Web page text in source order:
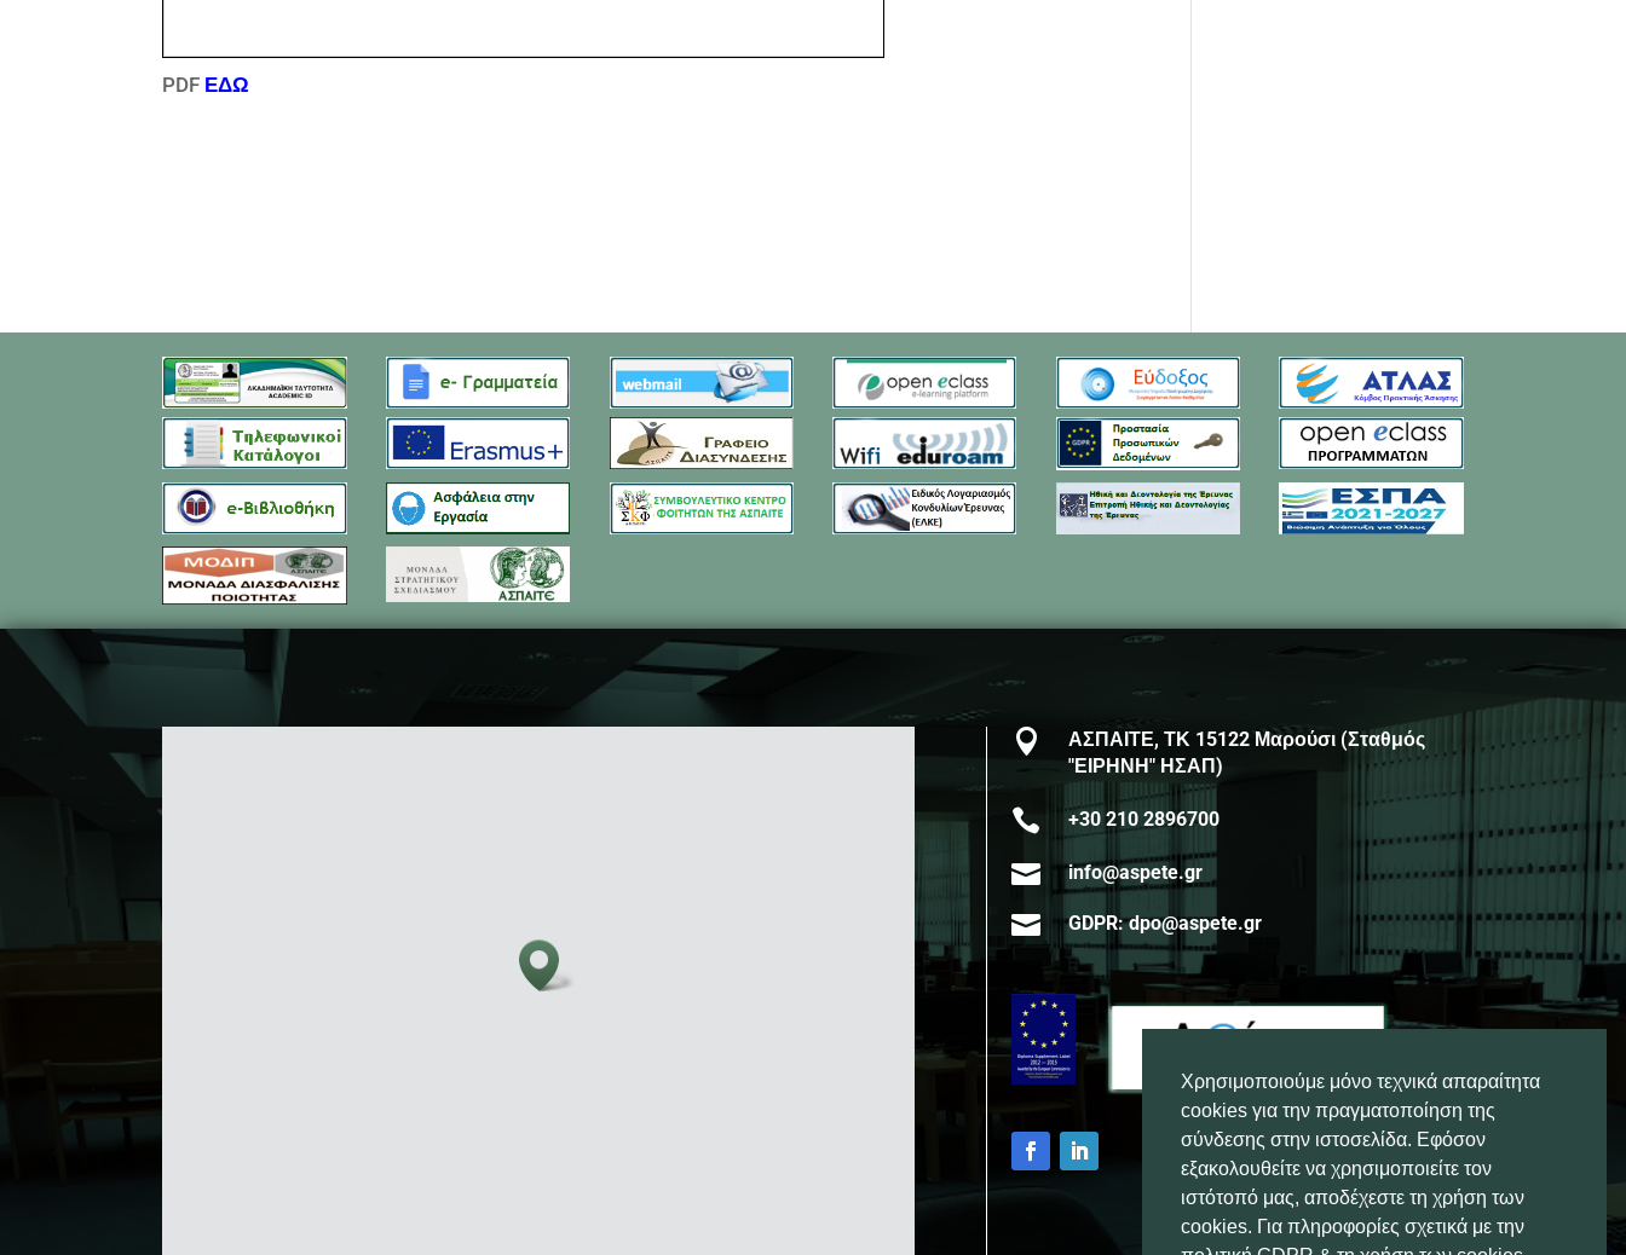
PDF ΕΔΩ

ΑΣΠΑΙΤΕ, ΤΚ 15122 Μαρούσι (Σταθμός
"ΕΙΡΗΝΗ" ΗΣΑΠ)
 +30 210 2896700
 info@aspete.gr
 GDPR: dpo@aspete.gr
Χρησιμοποιούμε μόνο τεχνικά απαραίτητα
cookies για την πραγματοποίηση της
σύνδεσης στην ιστοσελίδα. Εφόσον
εξακολουθείτε να χρησιμοποιείτε τον
ιστότοπό μας, αποδέχεστε τη χρήση των
cookies. Για πληροφορίες σχετικά με την